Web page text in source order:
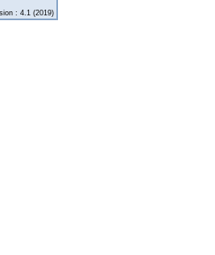
: 4.1 (2019)